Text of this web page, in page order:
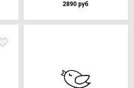
2890 руб